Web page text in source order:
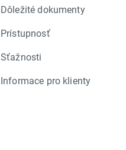
Dôležité dokumenty
Prístupnosť
Sťažnosti
Informace pro klienty